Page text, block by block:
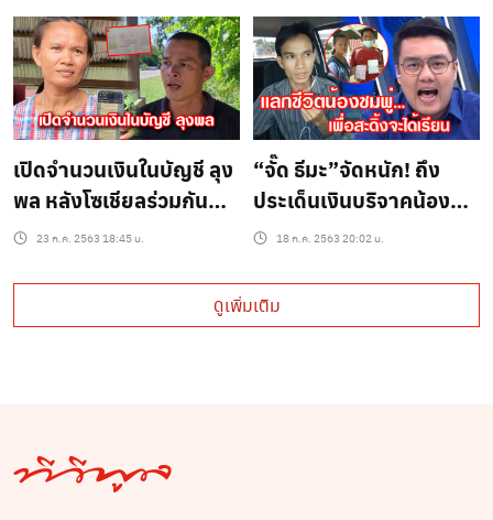
เปิดจำนวนเงินในบัญชี ลุง
พล หลังโซเชียลร่วมกัน
บริจาค
23 ก.ค. 2563 18:45 น.
“จั๊ด ธีมะ”จัดหนัก! ถึง
ประเด็นเงินบริจาคน้อง
ชมพู่ อยากทราบจังเลย
สูงสุด ถ้าบริสุทธิ์ใจ??
18 ก.ค. 2563 20:02 น.
ดูเพิ่มเติม